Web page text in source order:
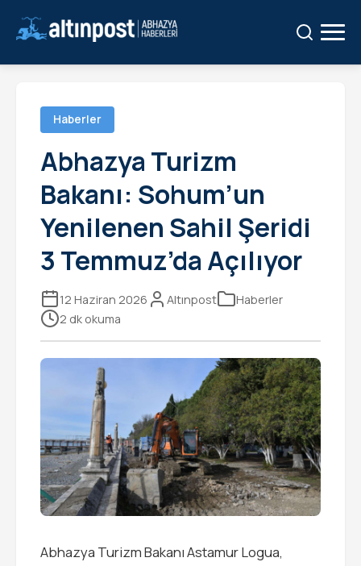
Haberler
Abhazya Turizm
Bakanı: Sohum’un
Yenilenen Sahil Şeridi
3 Temmuz’da Açılıyor
12 Haziran 2026 Altınpost
Haberler
2 dk okuma
Abhazya Turizm Bakanı Astamur Logua,